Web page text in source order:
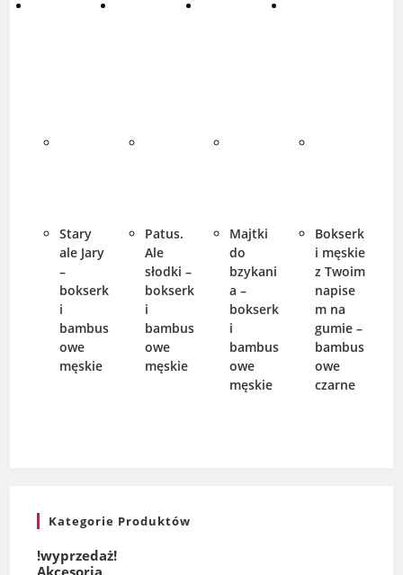
Stary
ale Jary
–
bokserk
i
bambus
owe
męskie
Patus.
Ale
słodki –
bokserk
i
bambus
owe
męskie
Majtki
do
bzykani
a –
bokserk
i
bambus
owe
męskie
Bokserk
i męskie
z Twoim
napise
m na
gumie –
bambus
owe
czarne
Kategorie Produktów
!wyprzedaż!